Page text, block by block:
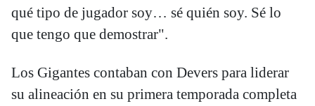
qué tipo de jugador soy… sé quién soy. Sé lo
que tengo que demostrar".
Los Gigantes contaban con Devers para liderar
su alineación en su primera temporada completa